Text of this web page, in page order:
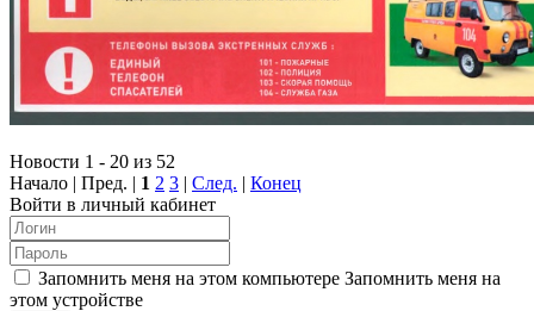
Новости 1 - 20 из 52
Начало | Пред. | 1 2 3 | След. | Конец
Войти в личный кабинет
Запомнить меня на этом компьютере Запомнить меня на
этом устройстве